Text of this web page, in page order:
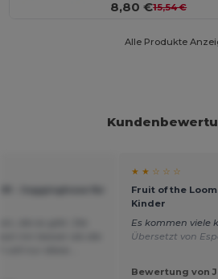
8,80 €15,54 €
Alle Produkte
★ ★ ☆ ☆ ☆
Fruit of the
Kinder
Es kommen viele
Übersetzt von
Bewertung von